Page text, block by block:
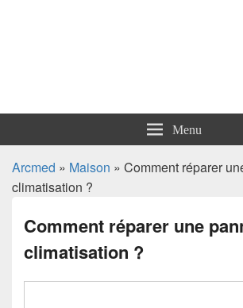
Arcmed Menu
Arcmed » Maison » Comment réparer
climatisation ?
Comment réparer une
climatisation ?